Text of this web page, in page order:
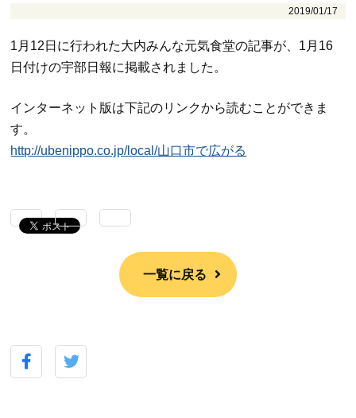
2019/01/17
1月12日に行われた大内みんな元気食堂の記事が、1月16
日付けの宇部日報に掲載されました。
インターネット版は下記のリンクから読むことができま
す。
http://ubenippo.co.jp/local/山口市で広がる
一覧に戻る